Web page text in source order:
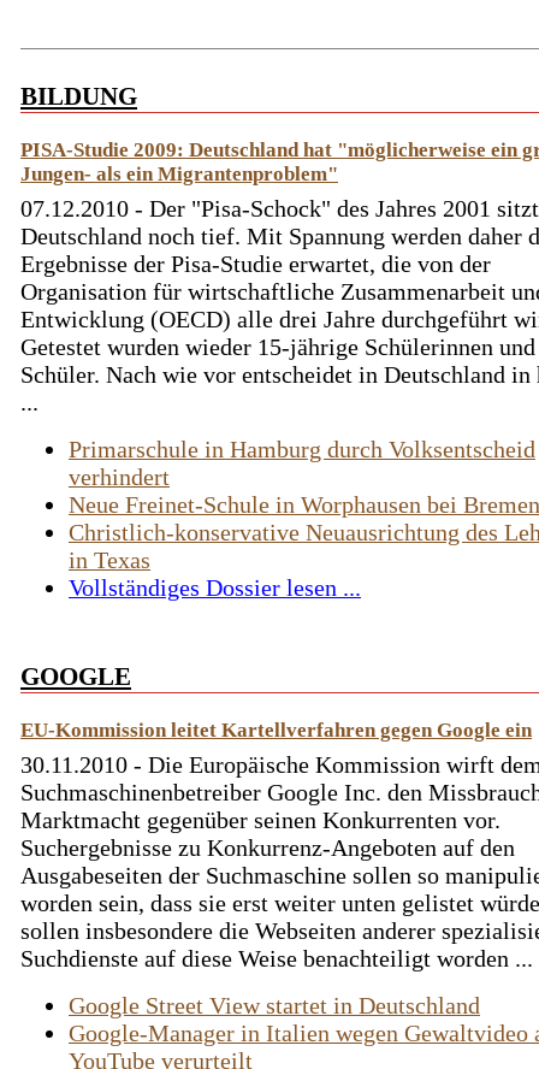
BILDUNG
PISA-Studie 2009: Deutschland hat "möglicherweise ein
Jungen- als ein Migrantenproblem"
07.12.2010 - Der "Pisa-Schock" des Jahres 2001
Deutschland noch tief. Mit Spannung werden daher
Ergebnisse der Pisa-Studie erwartet, die von der
Organisation für wirtschaftliche Zusammenarbeit
Entwicklung (OECD) alle drei Jahre durchgeführt
Getestet wurden wieder 15-jährige Schülerinnen und
Schüler. Nach wie vor entscheidet in Deutschland in
...
Primarschule in Hamburg durch Volksentscheid
verhindert
Neue Freinet-Schule in Worphausen bei Bremen
Christlich-konservative Neuausrichtung des
in Texas
Vollständiges Dossier lesen ...
GOOGLE
EU-Kommission leitet Kartellverfahren gegen Google ein
30.11.2010 - Die Europäische Kommission wirft
Suchmaschinenbetreiber Google Inc. den
Marktmacht gegenüber seinen Konkurrenten vor.
Suchergebnisse zu Konkurrenz-Angeboten auf den
Ausgabeseiten der Suchmaschine sollen so
worden sein, dass sie erst weiter unten gelistet
sollen insbesondere die Webseiten anderer
Suchdienste auf diese Weise benachteiligt worden ...
Google Street View startet in Deutschland
Google-Manager in Italien wegen Gewaltvideo
YouTube verurteilt